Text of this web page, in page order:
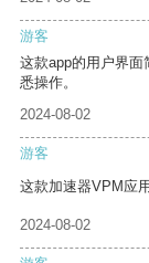
游客
这款app的用户界
悉操作。
2024-08-02
游客
这款加速器VPM应
2024-08-02